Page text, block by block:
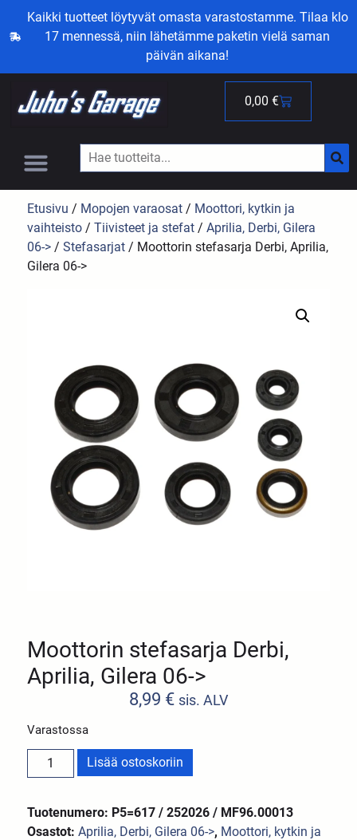
Kaikki tuotteet löytyvät omasta varastostamme. Tilaa klo
17 mennessä, niin lähetämme paketin vielä saman
päivän aikana!
0,00 €
Etusivu / Mopojen varaosat / Moottori, kytkin ja
vaihteisto /Tiivisteet ja stefat /Aprilia, Derbi, Gilera
06-> /Stefasarjat / Moottorin stefasarja Derbi, Aprilia,
Gilera 06->
Moottorin stefasarja Derbi,
Aprilia, Gilera 06->
8,99 € sis. ALV
Varastossa
Lisää ostoskoriin
Tuotenumero: P5=617 / 252026 / MF96.00013
Osastot:Aprilia, Derbi, Gilera 06->, Moottori, kytkin ja